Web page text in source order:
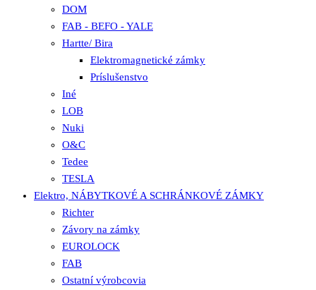
DOM
FAB - BEFO - YALE
Hartte/ Bira
Elektromagnetické zámky
Príslušenstvo
Iné
LOB
Nuki
O&C
Tedee
TESLA
Elektro, NÁBYTKOVÉ A SCHRÁNKOVÉ ZÁMKY
Richter
Závory na zámky
EUROLOCK
FAB
Ostatní výrobcovia